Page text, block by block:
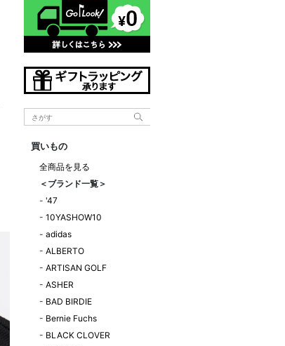
買いもの
全商品を見る
＜ブランド一覧＞
- '47
- 10YASHOW10
- adidas
- ALBERTO
- ARTISAN GOLF
- ASHER
- BAD BIRDIE
- Bernie Fuchs
- BLACK CLOVER